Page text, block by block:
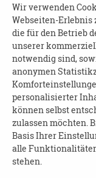
KOSTEN
Die
kostenfrei.
ANMELDUNG
Wir bitten um
0351 4166047
Wir verwenden
Webseiten-Erlebnis
die für den Betrieb
unserer
notwendig sind,
anonymen
personalisierter
können selbst
zulassen möchten.
Basis Ihrer
alle
stehen.